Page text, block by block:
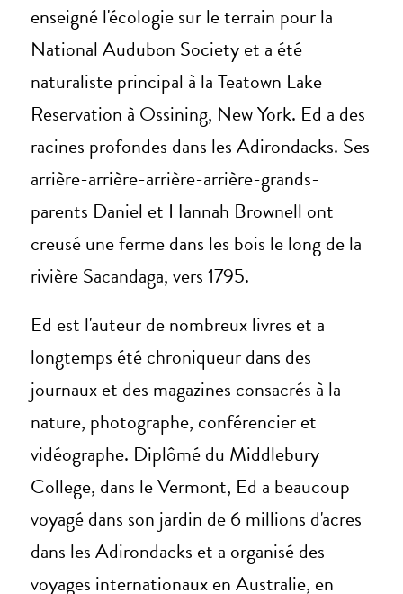
enseigné l'écologie sur le terrain pour la
National Audubon Society et a été
naturaliste principal à la Teatown Lake
Reservation à Ossining, New York. Ed a des
racines profondes dans les Adirondacks. Ses
arrière-arrière-arrière-arrière-grands-
parents Daniel et Hannah Brownell ont
creusé une ferme dans les bois le long de la
rivière Sacandaga, vers 1795.
Ed est l'auteur de nombreux livres et a
longtemps été chroniqueur dans des
journaux et des magazines consacrés à la
nature, photographe, conférencier et
vidéographe. Diplômé du Middlebury
College, dans le Vermont, Ed a beaucoup
voyagé dans son jardin de 6 millions d'acres
dans les Adirondacks et a organisé des
voyages internationaux en Australie, en